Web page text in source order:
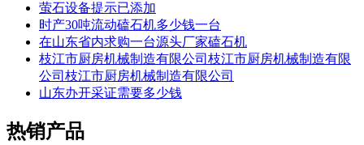
萤石设备提示已添加
时产30吨流动磕石机多少钱一台
在山东省内求购一台源头厂家磕石机
枝江市厨房机械制造有限公司枝江市厨房机械制造有限
公司枝江市厨房机械制造有限公司
山东办开采证需要多少钱
热销产品